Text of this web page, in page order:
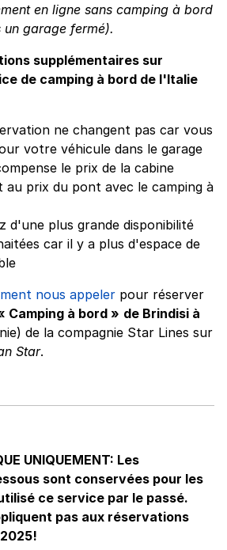
en ligne sans camping à bord
garage fermé).
supplémentaires sur
de camping à bord de l'Italie
ne changent pas car vous
votre véhicule dans le garage
le prix de la cabine
au prix du pont avec le camping à
d'une plus grande disponibilité
car il y a plus d'espace de
nous appeler pour réserver
Camping à bord » de Brindisi à
de la compagnie Star Lines sur
Star.
UNIQUEMENT: Les
sont conservées pour les
ce service par le passé.
pas aux réservations